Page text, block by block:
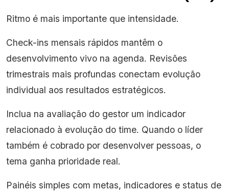
Ritmo é mais importante que intensidade.
Check-ins mensais rápidos mantêm o
desenvolvimento vivo na agenda. Revisões
trimestrais mais profundas conectam evolução
individual aos resultados estratégicos.
Inclua na avaliação do gestor um indicador
relacionado à evolução do time. Quando o líder
também é cobrado por desenvolver pessoas, o
tema ganha prioridade real.
Painéis simples com metas, indicadores e status de